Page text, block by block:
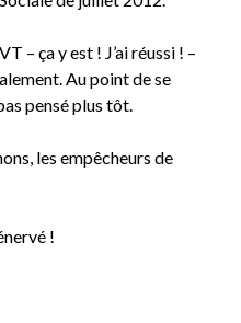
– ça y est ! J’ai réussi ! –
Au point de se
pensé plus tôt.
les empêcheurs de
!